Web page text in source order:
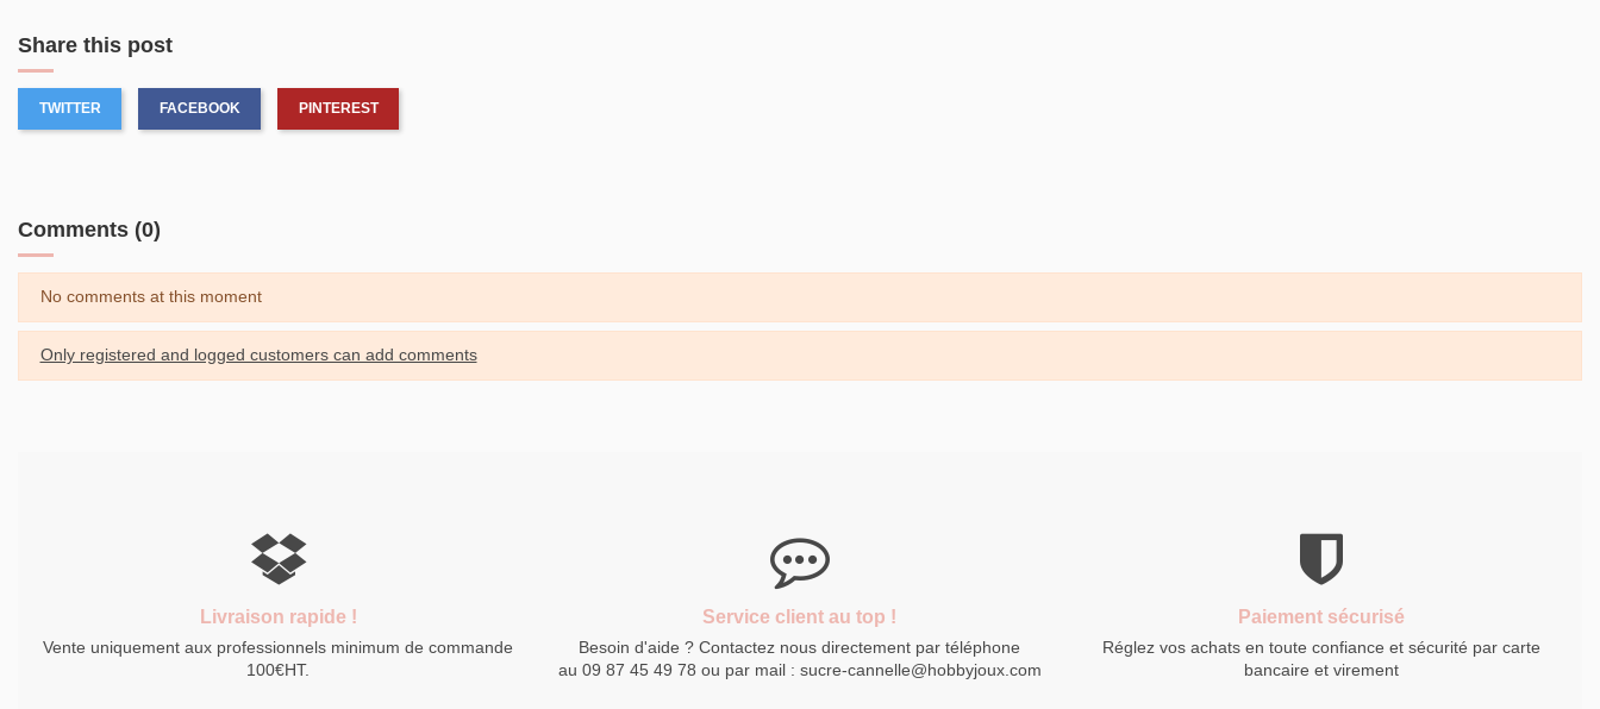
Share this post
TWITTER FACEBOOK PINTEREST
Comments (0)
No comments at this moment
Only registered and logged customers can add comments
Livraison rapide !
Vente uniquement aux professionnels minimum de commande
100€HT.
Service client au top !
Besoin d'aide ? Contactez nous directement par téléphone
au 09 87 45 49 78 ou par mail : sucre-cannelle@hobbyjoux.com
Paiement sécurisé
Réglez vos achats en toute confiance et sécurité par carte
bancaire et virement